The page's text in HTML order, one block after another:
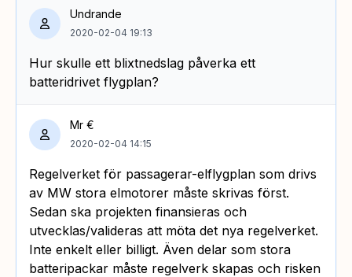
Undrande
2020-02-04 19:13
Hur skulle ett blixtnedslag påverka ett
batteridrivet flygplan?
Mr €
2020-02-04 14:15
Regelverket för passagerar-elflygplan som drivs
av MW stora elmotorer måste skrivas först.
Sedan ska projekten finansieras och
utvecklas/valideras att möta det nya regelverket.
Inte enkelt eller billigt. Även delar som stora
batteripackar måste regelverk skapas och risken